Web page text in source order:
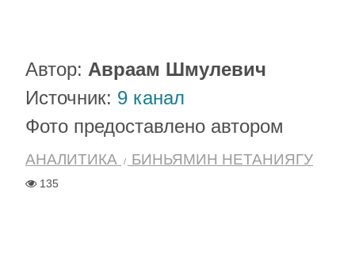
Автор: Авраам Шмулевич
Источник: 9 канал
Фото предоставлено автором
АНАЛИТИКА БИНЬЯМИН НЕТАНИЯГУ
135